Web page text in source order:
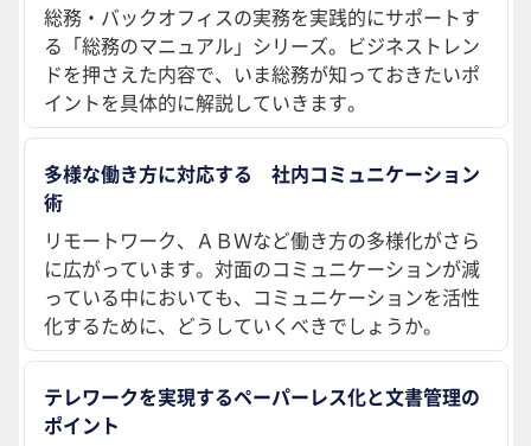
総務・バックオフィスの実務を実践的にサポートす
る「総務のマニュアル」シリーズ。ビジネストレン
ドを押さえた内容で、いま総務が知っておきたいポ
イントを具体的に解説していきます。
多様な働き方に対応する 社内コミュニケーション
術
リモートワーク、ＡＢＷなど働き方の多様化がさら
に広がっています。対面のコミュニケーションが減
っている中においても、コミュニケーションを活性
化するために、どうしていくべきでしょうか。
テレワークを実現するペーパーレス化と文書管理の
ポイント